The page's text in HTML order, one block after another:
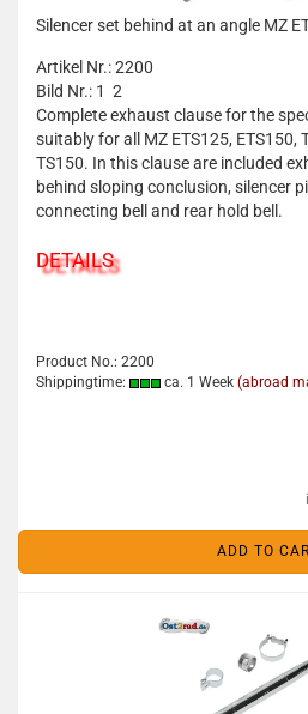
Silencer set behind at an angle MZ
Artikel Nr.: 2200
Bild Nr.: 1 2
Complete exhaust clause for the
suitably for all MZ ETS125, ETS150,
TS150. In this clause are included
behind sloping conclusion, silencer
connecting bell and rear hold bell.
DETAILS
Product No.: 2200
Shippingtime:
ca. 1 Week (abroad
ADD TO